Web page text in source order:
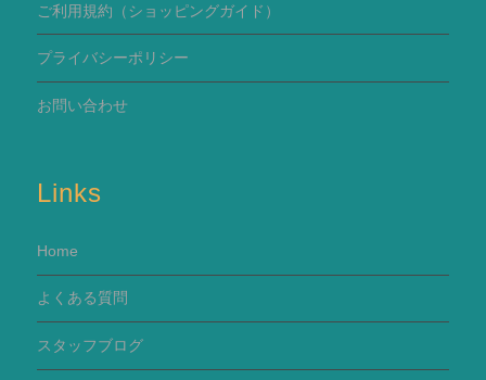
ご利用規約 （ショッピングガイド）
プライバシーポリシー
お問い合わせ
Links
Home
よくある質問
スタッフブログ